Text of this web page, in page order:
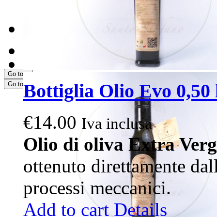
Scegli i tuoi
CONTATTI
PRENOTA ORA
Go to...
Go to...Bottiglia Olio Evo
€14.00 Iva inclusa
Olio di oliva Extra
ottenuto direttamente
processi meccanici.
Add to cart Details